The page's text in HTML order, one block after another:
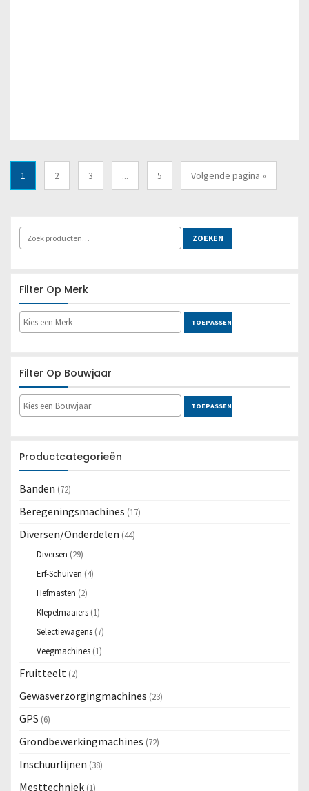
1 2 3 ... 5 Volgende pagina »
ZOEKEN
Filter Op Merk
TOEPASSEN
Filter Op Bouwjaar
TOEPASSEN
Productcategorieën
Banden (72)
Beregeningsmachines (17)
Diversen/Onderdelen (44)
Diversen (29)
Erf-Schuiven (4)
Hefmasten (2)
Klepelmaaiers (1)
Selectiewagens (7)
Veegmachines (1)
Fruitteelt (2)
Gewasverzorgingmachines (23)
GPS (6)
Grondbewerkingmachines (72)
Inschuurlijnen (38)
Mesttechniek (1)